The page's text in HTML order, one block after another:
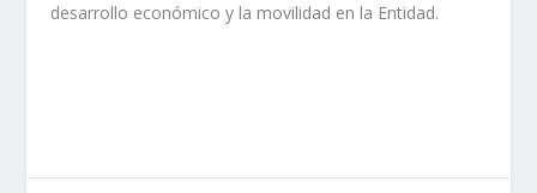
desarrollo económico y la movilidad en la Entidad.